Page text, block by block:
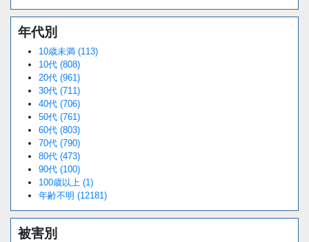
年代別
10歳未満 (113)
10代 (808)
20代 (961)
30代 (711)
40代 (706)
50代 (761)
60代 (803)
70代 (790)
80代 (473)
90代 (100)
100歳以上 (1)
年齢不明 (12181)
被害別